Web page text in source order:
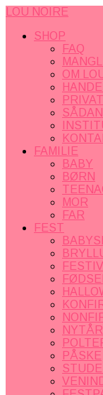
LOU NOIRE
SHOP
FAQ
OM
FAMILIE
BABY
BØRN
MOR
FAR
FEST
NYTÅR
PÅSKE